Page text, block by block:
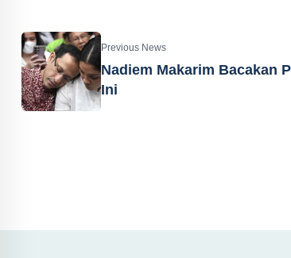
Previous News
Nadiem Makarim Bacakan
Ini